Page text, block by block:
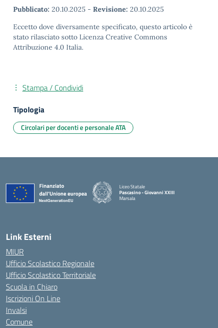
Pubblicato: 20.10.2025 - Revisione: 20.10.2025
Eccetto dove diversamente specificato, questo articolo è
stato rilasciato sotto Licenza Creative Commons
Attribuzione 4.0 Italia.
Stampa / Condividi
Tipologia
Circolari per docenti e personale ATA
Liceo Statale
Pascasino - Giovanni XXIII
Marsala
Link Esterni
MIUR
Ufficio Scolastico Regionale
Ufficio Scolastico Territoriale
Scuola in Chiaro
Iscrizioni On Line
Invalsi
Comune